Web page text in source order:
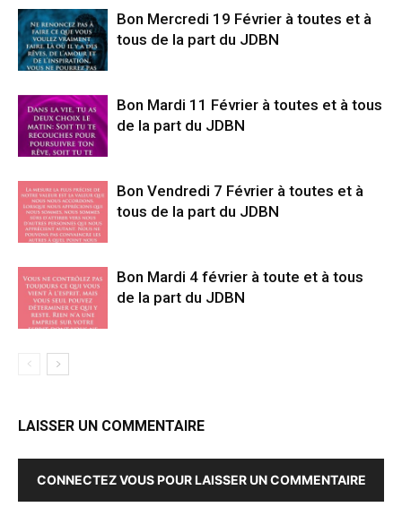
Bon Mercredi 19 Février à toutes et à
tous de la part du JDBN
Bon Mardi 11 Février à toutes et à tous
de la part du JDBN
Bon Vendredi 7 Février à toutes et à
tous de la part du JDBN
Bon Mardi 4 février à toute et à tous
de la part du JDBN
LAISSER UN COMMENTAIRE
CONNECTEZ VOUS POUR LAISSER UN COMMENTAIRE